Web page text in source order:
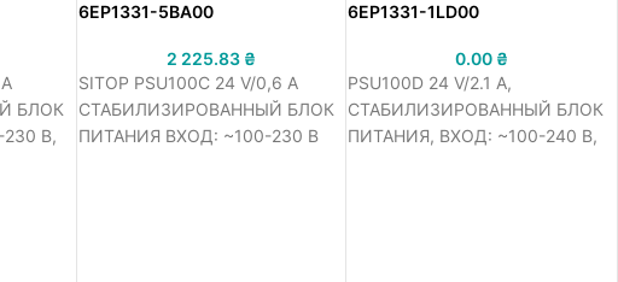
БЛОК
В,
6EP1331-5BA00
2 225.83 ₴
SITOP PSU100C 24 V/0,6 A
СТАБИЛИЗИРОВАННЫЙ БЛОК
ПИТАНИЯ ВХОД: ~100-230 В
6EP1331-1LD00
0.00 ₴
PSU100D 24 V/2.1 A,
СТАБИЛИЗИРОВАННЫЙ БЛОК
ПИТАНИЯ, ВХОД: ~100-240 В,